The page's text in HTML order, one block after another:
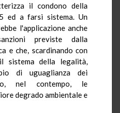
il condono della
ed a farsi sistema. Un
l'applicazione anche
previste dalla
e che, scardinando con
sistema della legalità,
di uguaglianza dei
nel contempo, le
degrado ambientale e